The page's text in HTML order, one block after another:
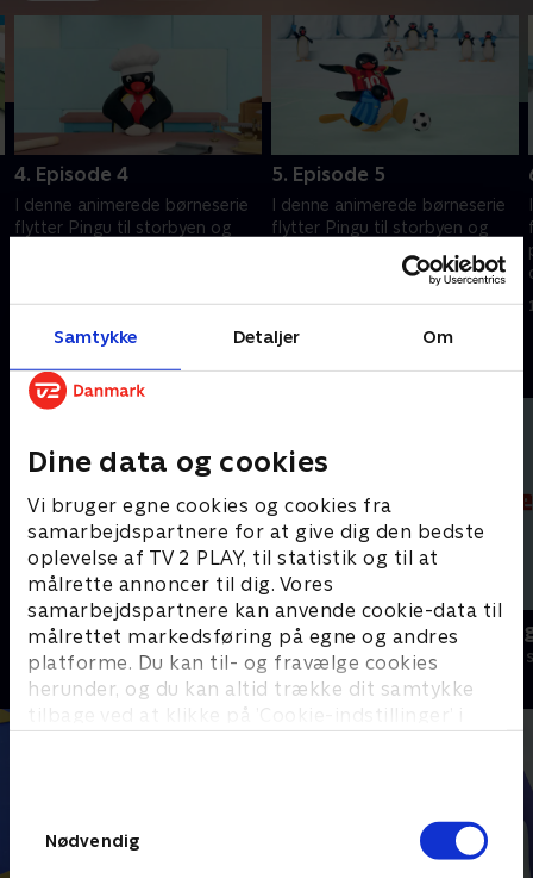
Samtykke Detaljer Om
Dine data og cookies
Vi bruger egne cookies og cookies fra
samarbejdspartnere for at give dig den bedste
oplevelse af TV 2 PLAY, til statistik og til at
målrette annoncer til dig. Vores
samarbejdspartnere kan anvende cookie-data til
målrettet markedsføring på egne og andres
platforme. Du kan til- og fravælge cookies
herunder, og du kan altid trække dit samtykke
tilbage ved at klikke på ’Cookie-indstillinger’ i
Nødvendig
4. Episode 4
I denne animerede børneserie
flytter Pingu til storbyen og
1. maj 2023 • 6 min
5. Episode 5
I denne animerede børneserie
flytter Pingu til storbyen og
prøver det ene arbejde efter
det andet. Ikke alt går lige
1. maj 2023 • 6 min
Andre så også
Pingu
Børneserier • 6 sæsoner
Alfons
Børneserier • 1